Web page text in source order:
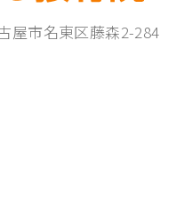
屋市名東区藤森2-284